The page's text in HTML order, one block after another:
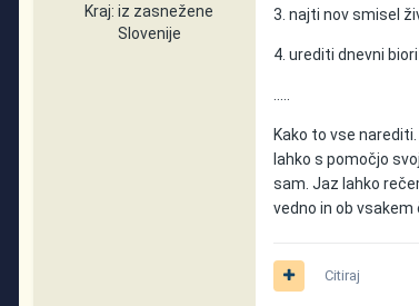
Kraj: iz zasnežene
Slovenije
3. najti nov smisel
4. urediti dnevni
.....
Kako to vse
lahko s pomočjo
sam. Jaz lahko
vedno in ob
Citiraj